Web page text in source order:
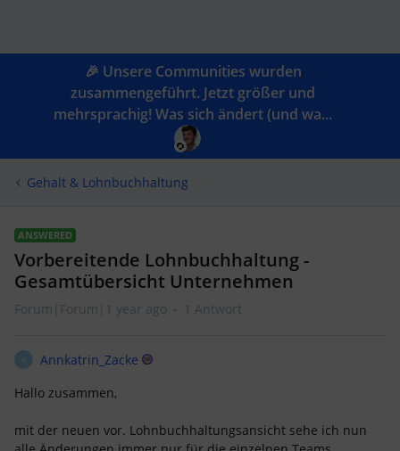
🎉 Unsere Communities wurden
zusammengeführt. Jetzt größer und
mehrsprachig! Was sich ändert (und wa...
Gehalt & Lohnbuchhaltung
ANSWERED
Vorbereitende Lohnbuchhaltung -
Gesamtübersicht Unternehmen
Forum|Forum|1 year ago 1 Antwort
A
Annkatrin_Zacke
Hallo zusammen,
mit der neuen vor. Lohnbuchhaltungsansicht sehe ich nun